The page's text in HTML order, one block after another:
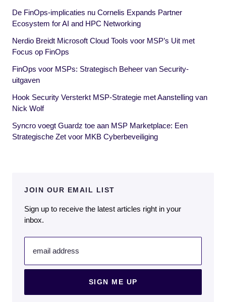
De FinOps-implicaties nu Cornelis Expands Partner
Ecosystem for AI and HPC Networking
Nerdio Breidt Microsoft Cloud Tools voor MSP’s Uit met
Focus op FinOps
FinOps voor MSPs: Strategisch Beheer van Security-
uitgaven
Hook Security Versterkt MSP-Strategie met Aanstelling van
Nick Wolf
Syncro voegt Guardz toe aan MSP Marketplace: Een
Strategische Zet voor MKB Cyberbeveiliging
JOIN OUR EMAIL LIST
Sign up to receive the latest articles right in your
inbox.
email address
SIGN ME UP